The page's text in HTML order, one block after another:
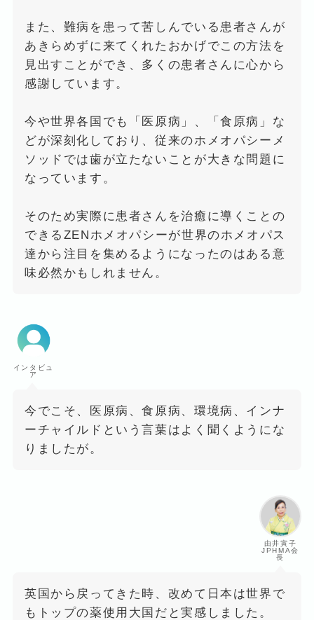
また、難病を患って苦しんでいる患者さんが
あきらめずに来てくれたおかげでこの方法を
見出すことができ、多くの患者さんに心から
感謝しています。
今や世界各国でも「医原病」、「食原病」な
どが深刻化しており、従来のホメオパシーメ
ソッドでは歯が立たないことが大きな問題に
なっています。
そのため実際に患者さんを治癒に導くことの
できるZENホメオパシーが世界のホメオパス
達から注目を集めるようになったのはある意
味必然かもしれません。
インタビュ
ア
今でこそ、医原病、食原病、環境病、インナ
ーチャイルドという言葉はよく聞くようにな
りましたが。
由井寅子
JPHMA会
長
英国から戻ってきた時、改めて日本は世界で
もトップの薬使用大国だと実感しました。